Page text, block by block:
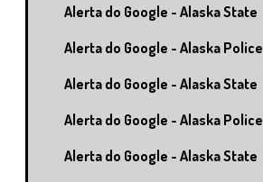
Alerta do Google - Alaska State
Alerta do Google - Alaska Police
Alerta do Google - Alaska State
Alerta do Google - Alaska Police
Alerta do Google - Alaska State